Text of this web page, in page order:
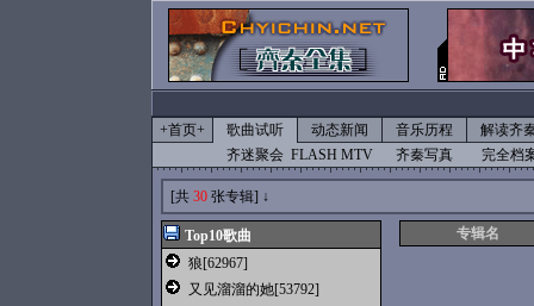
+首页+ 歌曲试听 动态新闻 音乐历程
解读齐
齐迷聚会 FLASH MTV 齐秦写真 完全档
[共30 张专辑] ↓
Top10歌曲
狼[62967]
又见溜溜的她[53792]
专辑名